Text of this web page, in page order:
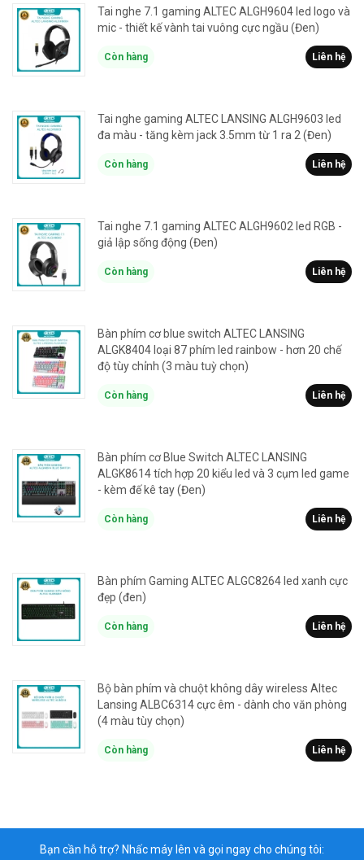
Tai nghe 7.1 gaming ALTEC ALGH9604 led logo và
mic - thiết kế vành tai vuông cực ngầu (Đen)
Còn hàng Liên hệ
Tai nghe gaming ALTEC LANSING ALGH9603 led
đa màu - tăng kèm jack 3.5mm từ 1 ra 2 (Đen)
Còn hàng Liên hệ
Tai nghe 7.1 gaming ALTEC ALGH9602 led RGB -
giả lập sống động (Đen)
Còn hàng Liên hệ
Bàn phím cơ blue switch ALTEC LANSING
ALGK8404 loại 87 phím led rainbow - hơn 20 chế
độ tùy chỉnh (3 màu tuỳ chọn)
Còn hàng Liên hệ
Bàn phím cơ Blue Switch ALTEC LANSING
ALGK8614 tích hợp 20 kiểu led và 3 cụm led game
- kèm đế kê tay (Đen)
Còn hàng Liên hệ
Bàn phím Gaming ALTEC ALGC8264 led xanh cực
đẹp (đen)
Còn hàng Liên hệ
Bộ bàn phím và chuột không dây wireless Altec
Lansing ALBC6314 cực êm - dành cho văn phòng
(4 màu tùy chọn)
Còn hàng Liên hệ
Bạn cần hỗ trợ? Nhấc máy lên và gọi ngay cho chúng tôi: